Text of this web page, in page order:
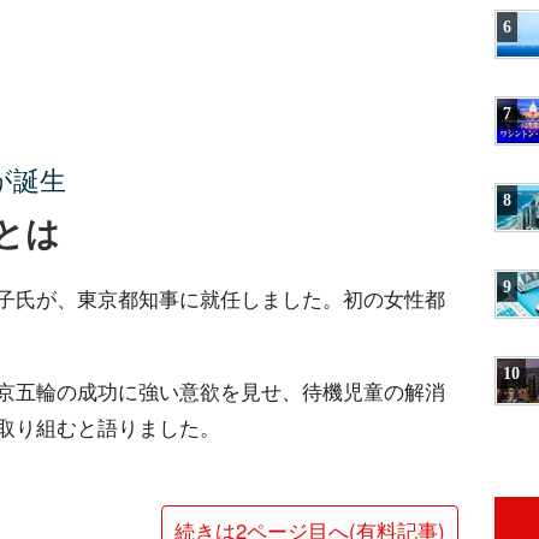
誕生
は
氏が、東京都知事に就任しました。初の女性都
五輪の成功に強い意欲を見せ、待機児童の解消
組むと語りました。
続きは2ページ目へ(有料記事)
6
7
8
9
10